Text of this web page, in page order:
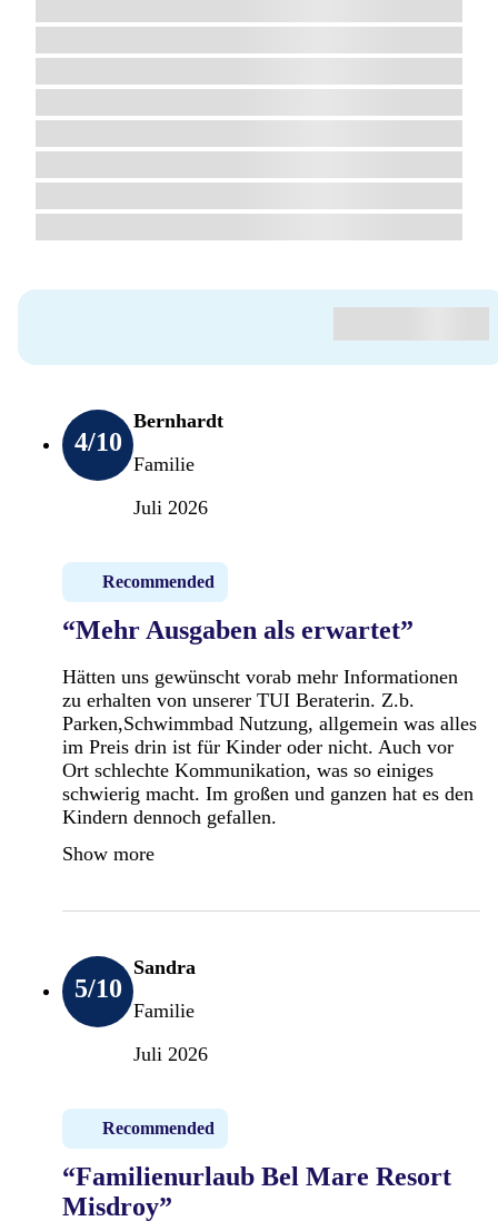
4/10
Bernhardt
Familie
Juli 2026
Recommended
“Mehr Ausgaben als erwartet”
Hätten uns gewünscht vorab mehr Informationen
zu erhalten von unserer TUI Beraterin. Z.b.
Parken,Schwimmbad Nutzung, allgemein was alles
im Preis drin ist für Kinder oder nicht. Auch vor
Ort schlechte Kommunikation, was so einiges
schwierig macht. Im großen und ganzen hat es den
Kindern dennoch gefallen.
Show more
5/10
Sandra
Familie
Juli 2026
Recommended
“Familienurlaub Bel Mare Resort
Misdroy”